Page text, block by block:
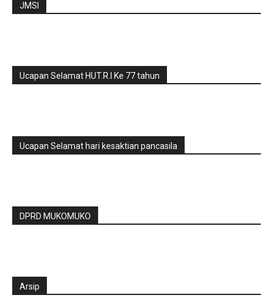
JMSI
Ucapan Selamat HUT.R.I Ke 77 tahun
Ucapan Selamat hari kesaktian pancasila
DPRD MUKOMUKO
Arsip